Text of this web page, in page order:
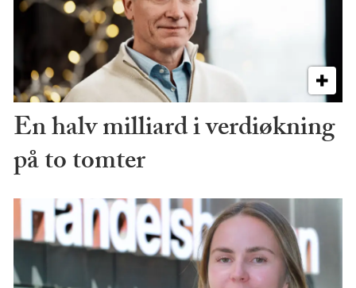
En halv milliard i verdiøkning
på to tomter